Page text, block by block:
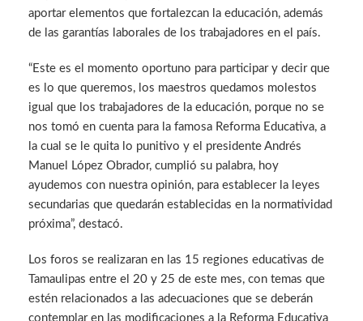
aportar elementos que fortalezcan la educación, además
de las garantías laborales de los trabajadores en el país.
“Este es el momento oportuno para participar y decir que
es lo que queremos, los maestros quedamos molestos
igual que los trabajadores de la educación, porque no se
nos tomó en cuenta para la famosa Reforma Educativa, a
la cual se le quita lo punitivo y el presidente Andrés
Manuel López Obrador, cumplió su palabra, hoy
ayudemos con nuestra opinión, para establecer la leyes
secundarias que quedarán establecidas en la normatividad
próxima”, destacó.
Los foros se realizaran en las 15 regiones educativas de
Tamaulipas entre el 20 y 25 de este mes, con temas que
estén relacionados a las adecuaciones que se deberán
contemplar en las modificaciones a la Reforma Educativa